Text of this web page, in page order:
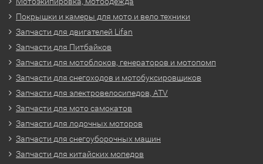
Покрышки и камеры для мото и вело техники
Запчасти для двигателей Lifan
Запчасти для Питбайков
Запчасти для мотоблоков, генераторов и мотопомп
Запчасти для снегоходов и мотобуксировщиков
Запчасти для электровелосипедов, ATV
Запчасти для мото самокатов
Запчасти для лодочных моторов
Запчасти для снегоуборочных машин
Запчасти для китайских мопедов